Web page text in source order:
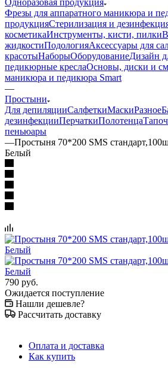
Фрезы для аппаратного маникюра и
продукцияСтерилизация и
косметикаИнструменты, кисти, пилки
жидкостиПодологияАксессуары для
красотыНаборыОборудованиеДизайн
педикюрные креслаОсновы, диски и
маникюра и педикюра Smart
—
Простыни
Для депиляцииСалфеткиМаскиРазное
дезинфекцииПерчаткиПолотенца
пеньюары
—Простыня 70*200 SMS
Белый
790 руб.
Ожидается поступление
Нашли дешевле?
Рассчитать доставку
Оплата и доставка
Как купить